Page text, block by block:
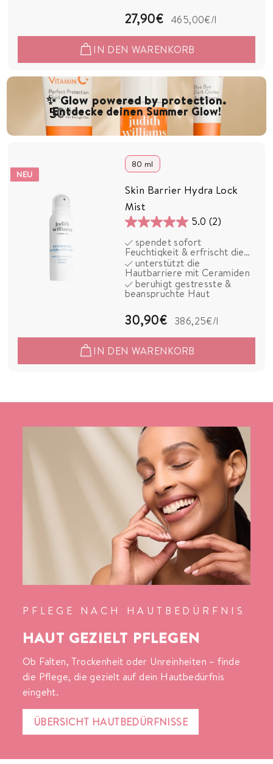
Bewertungen
27,90€2
7
,
9
0
€
465,00€/l
IN DEN WARENKORB
✨ Glow powered by protection.
Entdecke deinen Summer Glow!
NEU
80 ml
Skin Barrier Hydra Lock
Mist
5.0 (2)
5.0
von
5
Sternen.
2
spendet sofort
Feuchtigkeit & erfrischt die
Haut
unterstützt die
Hautbarriere mit Ceramiden
beruhigt gestresste &
beanspruchte Haut
30,90€3
0
,
386,25€/l
IN DEN WARENKORB
PFLEGE NACH HAUTBEDÜRFNIS
HAUT GEZIELT PFLEGEN
Ob Falten, Trockenheit oder Unreinheiten – finde
die Pflege, die gezielt auf dein Hautbedürfnis
eingeht.
ÜBERSICHT HAUTBEDÜRFNISSE